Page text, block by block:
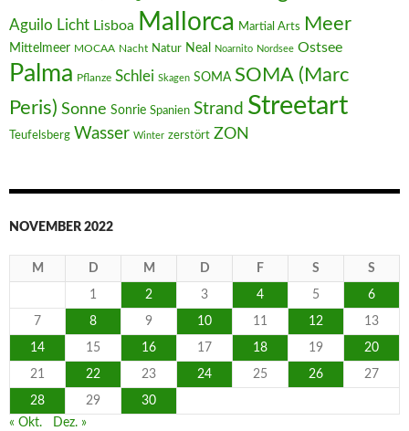
Aguilo Licht Lisboa Mallorca Martial Arts Meer
Mittelmeer MOCAA Nacht Natur Neal Noarnito Nordsee Ostsee
Palma Pflanze Schlei Skagen SOMA SOMA (Marc
Peris) Sonne Sonrie Spanien Strand Streetart
Teufelsberg Wasser Winter zerstört ZON
NOVEMBER 2022
M D M D F S S
1 2 3 4 5 6
7 8 9 10 11 12 13
14 15 16 17 18 19 20
21 22 23 24 25 26 27
28 29
30
« Okt.
Dez. »